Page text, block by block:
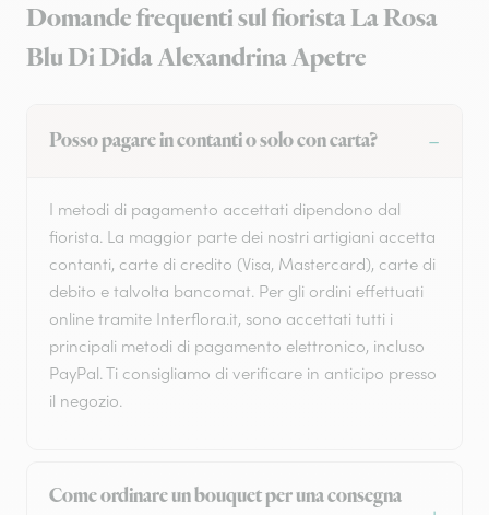
Domande frequenti sul fiorista La Rosa
Blu Di Dida Alexandrina Apetre
Posso pagare in contanti o solo con carta?
I metodi di pagamento accettati dipendono dal
fiorista. La maggior parte dei nostri artigiani accetta
contanti, carte di credito (Visa, Mastercard), carte di
debito e talvolta bancomat. Per gli ordini effettuati
online tramite Interflora.it, sono accettati tutti i
principali metodi di pagamento elettronico, incluso
PayPal. Ti consigliamo di verificare in anticipo presso
il negozio.
Come ordinare un bouquet per una consegna